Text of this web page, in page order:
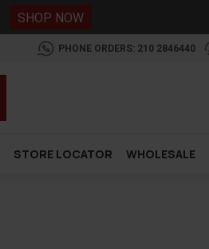
SHOP NOW
PHONE ORDERS: 210 2846440
STORE LOCATOR WHOLESALE